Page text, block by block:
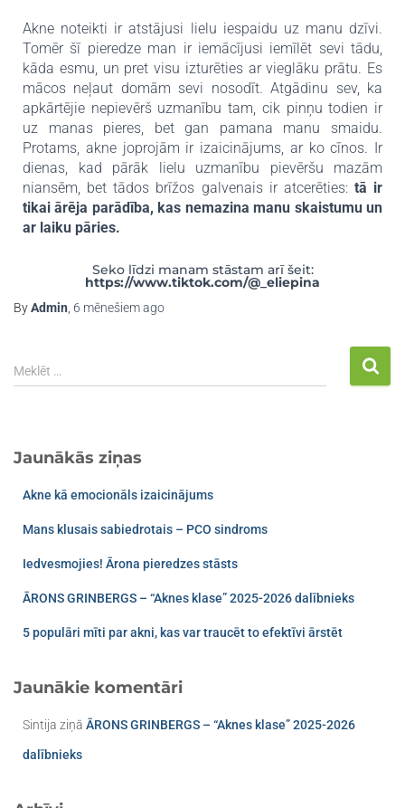
Akne noteikti ir atstājusi lielu iespaidu uz manu dzīvi.
Tomēr šī pieredze man ir iemācījusi iemīlēt sevi tādu,
kāda esmu, un pret visu izturēties ar vieglāku prātu. Es
mācos neļaut domām sevi nosodīt. Atgādinu sev, ka
apkārtējie nepievērš uzmanību tam, cik pinņu todien ir
uz manas pieres, bet gan pamana manu smaidu.
Protams, akne joprojām ir izaicinājums, ar ko cīnos. Ir
dienas, kad pārāk lielu uzmanību pievēršu mazām
niansēm, bet tādos brīžos galvenais ir atcerēties:tā ir
tikai ārēja parādība, kas nemazina manu skaistumu un
ar laiku pāries.
Seko līdzi manam stāstam arī šeit:
https://www.tiktok.com/@_eliepina
ByAdmin, 6 mēnešiemago
Meklēt …
Jaunākās ziņas
Akne kā emocionāls izaicinājums
Mans klusais sabiedrotais – PCO sindroms​
Iedvesmojies! Ārona pieredzes stāsts
ĀRONS GRINBERGS – “Aknes klase” 2025-2026 dalībnieks
5 populāri mīti par akni, kas var traucēt to efektīvi ārstēt
Jaunākie komentāri
Sintija ziņā ĀRONS GRINBERGS – “Aknes klase” 2025-2026
dalībnieks